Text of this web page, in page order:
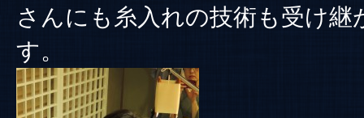
さんにも糸入れの技術も受け継
す。